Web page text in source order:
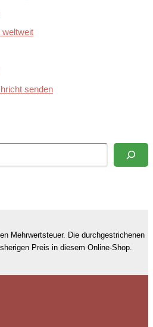
weltweit
senden
Mehrwertsteuer. Die durchgestrichenen
Preis in diesem Online-Shop.